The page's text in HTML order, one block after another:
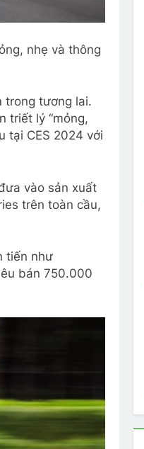
nhẹ và thông
trong tương lai.
triết lý “mỏng,
tại CES 2024 với
vào sản xuất
trên toàn cầu,
tiến như
bán 750.000